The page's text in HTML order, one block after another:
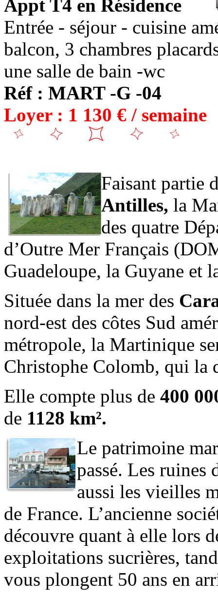
Appt T4 en Résidence
Entrée - séjour - cuisine
balcon, 3 chambres
une salle de bain -wc
Réf : MART -G -04
Loyer : 1 130 € / semaine
Faisant partie
Antilles, la
des quatre
d’Outre Mer Français
Guadeloupe, la Guyane et
Située dans la mer des
nord-est des côtes Sud
métropole, la Martinique
Christophe Colomb, qui la
Elle compte plus de 400
de 1128 km².
Le patrimoine
passé. Les ruines
aussi les vieilles
de France. L’ancienne
découvre quant à elle lors
exploitations sucrières,
vous plongent 50 ans en